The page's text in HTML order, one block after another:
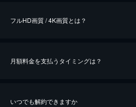
※40％ポイント還元の対象は、クレジットカード決済
iOSアプリのUコイン決済による作品の購入 / レン
フルHD画質 / 4K画質とは？
月額料金を支払うタイミングは？
いつでも解約できますか